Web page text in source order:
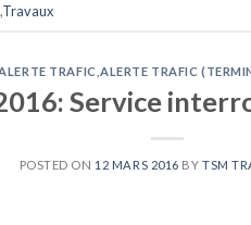
,Travaux
TRAFIC ,ALERTE TRAFIC
Service
POSTED ON 12 MARS 2016 BYTSM